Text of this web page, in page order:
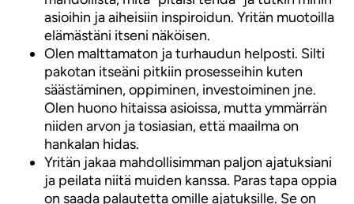
asioihin ja aiheisiin inspiroidun. Yritän muotoilla
elämästäni itseni näköisen.
Olen malttamaton ja turhaudun helposti. Silti
pakotan itseäni pitkiin prosesseihin kuten
säästäminen, oppiminen, investoiminen jne.
Olen huono hitaissa asioissa, mutta ymmärrän
niiden arvon ja tosiasian, että maailma on
hankalan hidas.
Yritän jakaa mahdollisimman paljon ajatuksiani
ja peilata niitä muiden kanssa. Paras tapa oppia
on saada palautetta omille ajatuksille. Se on